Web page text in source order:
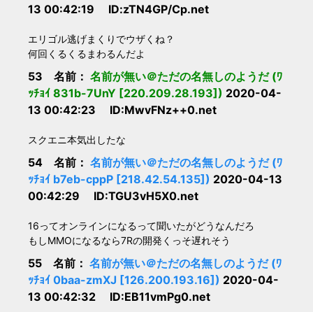
13 00:42:19 ID:zTN4GP/Cp.net
エリゴル逃げまくりでウザくね？
何回くるくるまわるんだよ
53 名前： 名前が無い＠ただの名無しのようだ (ﾜ
ｯﾁｮｲ 831b-7UnY [220.209.28.193]) 2020-04-
13 00:42:23 ID:MwvFNz++0.net
スクエニ本気出したな
54 名前： 名前が無い＠ただの名無しのようだ (ﾜ
ｯﾁｮｲ b7eb-cppP [218.42.54.135]) 2020-04-13
00:42:29 ID:TGU3vH5X0.net
16ってオンラインになるって聞いたがどうなんだろ
もしMMOになるなら7Rの開発くっそ遅れそう
55 名前： 名前が無い＠ただの名無しのようだ (ﾜ
ｯﾁｮｲ 0baa-zmXJ [126.200.193.16]) 2020-04-
13 00:42:32 ID:EB11vmPg0.net